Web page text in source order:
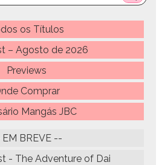
os Títulos
– Agosto de 2026
Previews
Comprar
Mangás JBC
BREVE --
- The Adventure of Dai